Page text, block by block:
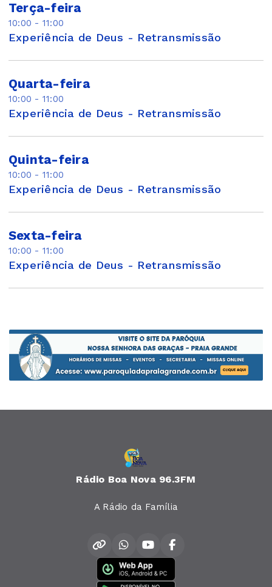
Terça-feira
10:00 - 11:00
Experiência de Deus - Retransmissão
Quarta-feira
10:00 - 11:00
Experiência de Deus - Retransmissão
Quinta-feira
10:00 - 11:00
Experiência de Deus - Retransmissão
Sexta-feira
10:00 - 11:00
Experiência de Deus - Retransmissão
Rádio Boa Nova 96.3FM
A Rádio da Família